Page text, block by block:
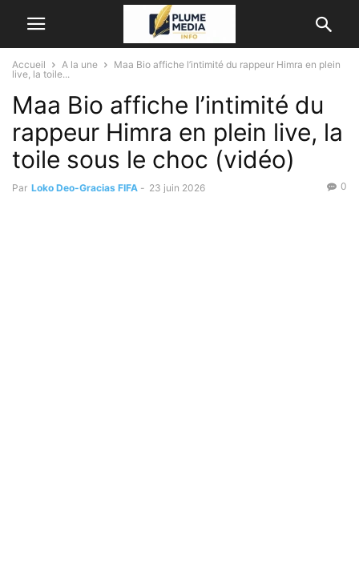
Accueil A la une
Maa Bio affiche l’intimité du rappeur Himra en plein
live, la toile...
Maa Bio affiche l’intimité du
rappeur Himra en plein live, la
toile sous le choc (vidéo)
Par Loko Deo-Gracias FIFA - 23 juin 2026 0